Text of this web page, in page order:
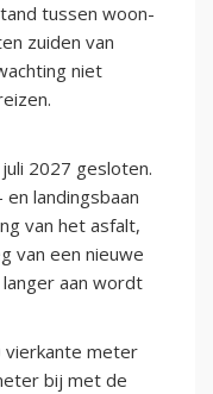
tussen woon-
zuiden van
niet
2027 gesloten.
landingsbaan
van het asfalt,
van een nieuwe
aan wordt
vierkante meter
bij met de